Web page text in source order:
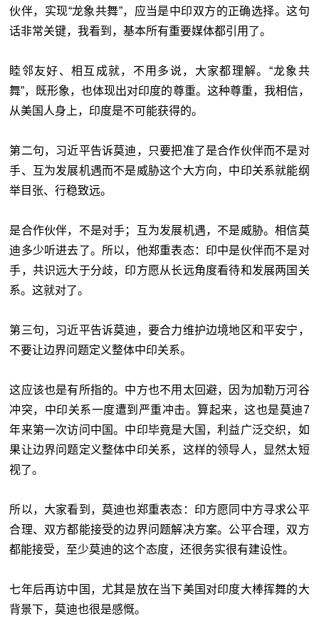
伙伴，实现“龙象共舞”，应当是中印双方的正确选择。这句
话非常关键，我看到，基本所有重要媒体都引用了。
睦邻友好、相互成就，不用多说，大家都理解。“龙象共
舞”，既形象，也体现出对印度的尊重。这种尊重，我相信，
从美国人身上，印度是不可能获得的。
第二句，习近平告诉莫迪，只要把准了是合作伙伴而不是对
手、互为发展机遇而不是威胁这个大方向，中印关系就能纲
举目张、行稳致远。
是合作伙伴，不是对手；互为发展机遇，不是威胁。相信莫
迪多少听进去了。所以，他郑重表态：印中是伙伴而不是对
手，共识远大于分歧，印方愿从长远角度看待和发展两国关
系。这就对了。
第三句，习近平告诉莫迪，要合力维护边境地区和平安宁，
不要让边界问题定义整体中印关系。
这应该也是有所指的。中方也不用太回避，因为加勒万河谷
冲突，中印关系一度遭到严重冲击。算起来，这也是莫迪7
年来第一次访问中国。中印毕竟是大国，利益广泛交织，如
果让边界问题定义整体中印关系，这样的领导人，显然太短
视了。
所以，大家看到，莫迪也郑重表态：印方愿同中方寻求公平
合理、双方都能接受的边界问题解决方案。公平合理，双方
都能接受，至少莫迪的这个态度，还很务实很有建设性。
七年后再访中国，尤其是放在当下美国对印度大棒挥舞的大
背景下，莫迪也很是感慨。